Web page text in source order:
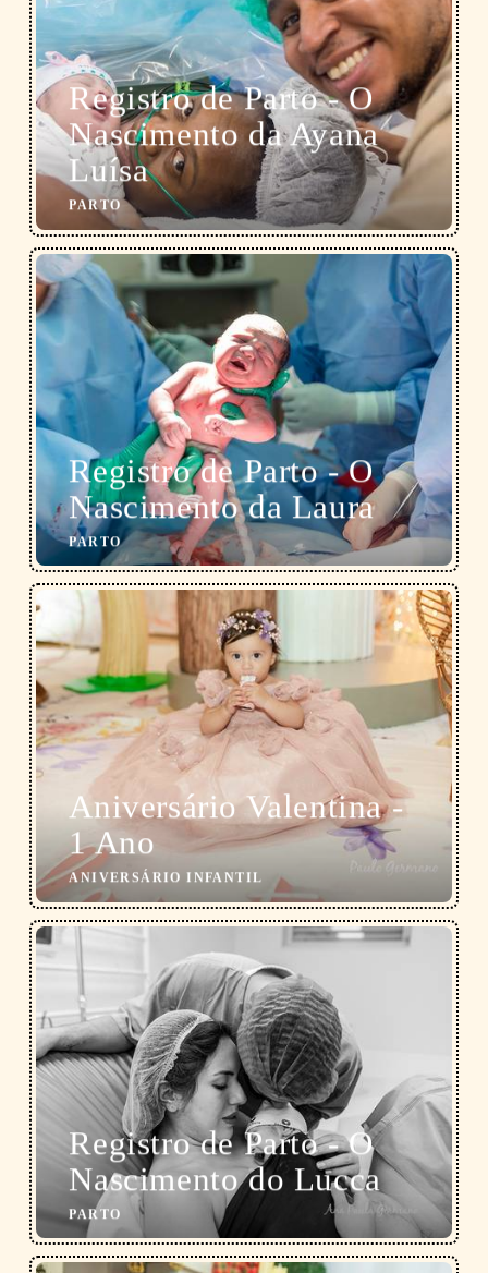
Registro de Parto - O
Nascimento da Ayana
Luísa
PARTO
Registro de Parto - O
Nascimento da Laura
PARTO
Aniversário Valentina -
1 Ano
ANIVERSÁRIO INFANTIL
Registro de Parto - O
Nascimento do Lucca
PARTO